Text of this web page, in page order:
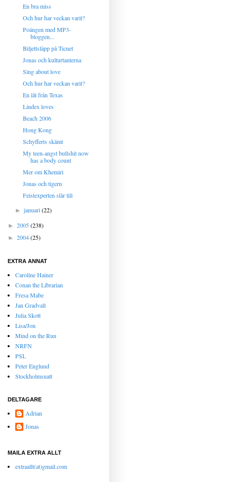
En bra miss
Och hur har veckan varit?
Poängen med MP3-
bloggen...
Biljettsläpp på Ticnet
Jonas och kulturtanterna
Sing about love
Och hur har veckan varit?
En låt från Texas
Lindex loves
Beach 2006
Hong Kong
Schyfferts skämt
My teen-angst bullshit now
has a body count
Mer om Khemiri
Jonas och tigern
Feistexperten slår till
►januari(22)
► 2005(238)
► 2004(25)
EXTRA ANNAT
Caroline Hainer
Conan the Librarian
Fresa Mabe
Jan Gradvall
Julia Skott
Lisa/Jon
Mind on the Run
NRFN
PSL
Peter Englund
Stockholmsnatt
DELTAGARE
Adrian
Jonas
MAILA EXTRA ALLT
extraallt(at)gmail.com